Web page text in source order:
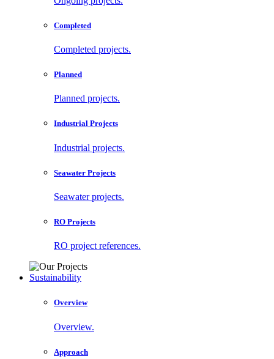
Completed
Completed projects.
Planned
Planned projects.
Industrial Projects
Industrial projects.
Seawater Projects
Seawater projects.
RO Projects
RO project references.
Sustainability
Overview
Overview.
Approach